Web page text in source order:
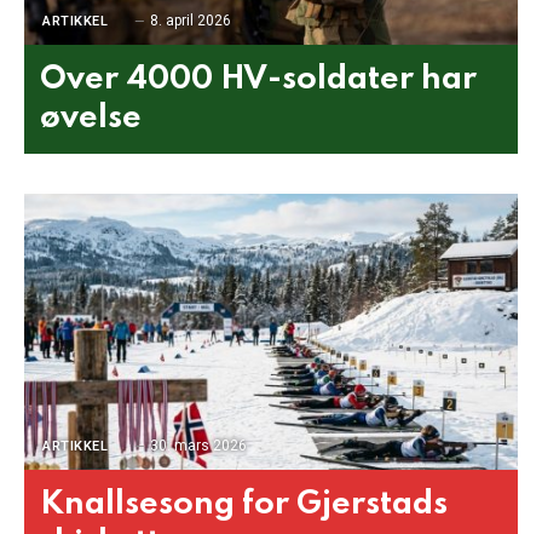
ARTIKKEL 8. april 2026
Over 4000 HV-soldater har
øvelse
ARTIKKEL 30. mars 2026
Knallsesong for Gjerstads